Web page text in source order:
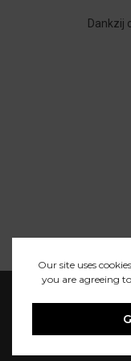
Dankzij
Our site uses
you are agreeing